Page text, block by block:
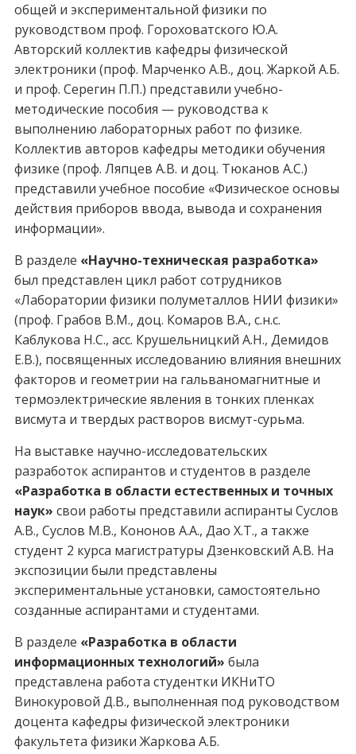
общей и экспериментальной физики по
руководством проф. Гороховатского Ю.А.
Авторский коллектив кафедры физической
электроники (проф. Марченко А.В., доц. Жаркой А.Б.
и проф. Серегин П.П.) представили учебно-
методические пособия — руководства к
выполнению лабораторных работ по физике.
Коллектив авторов кафедры методики обучения
физике (проф. Ляпцев А.В. и доц. Тюканов А.С.)
представили учебное пособие «Физическое основы
действия приборов ввода, вывода и сохранения
информации».
В разделе «Научно-техническая разработка»
был представлен цикл работ сотрудников
«Лаборатории физики полуметаллов НИИ физики»
(проф. Грабов В.М., доц. Комаров В.А., с.н.с.
Каблукова Н.С., асс. Крушельницкий А.Н., Демидов
Е.В.), посвященных исследованию влияния внешних
факторов и геометрии на гальваномагнитные и
термоэлектрические явления в тонких пленках
висмута и твердых растворов висмут-сурьма.
На выставке научно-исследовательских
разработок аспирантов и студентов в разделе
«Разработка в области естественных и точных
наук» свои работы представили аспиранты Суслов
А.В., Суслов М.В., Кононов А.А., Дао Х.Т., а также
студент 2 курса магистратуры Дзенковский А.В. На
экспозиции были представлены
экспериментальные установки, самостоятельно
созданные аспирантами и студентами.
В разделе «Разработка в области
информационных технологий» была
представлена работа студентки ИКНиТО
Винокуровой Д.В., выполненная под руководством
доцента кафедры физической электроники
факультета физики Жаркова А.Б.